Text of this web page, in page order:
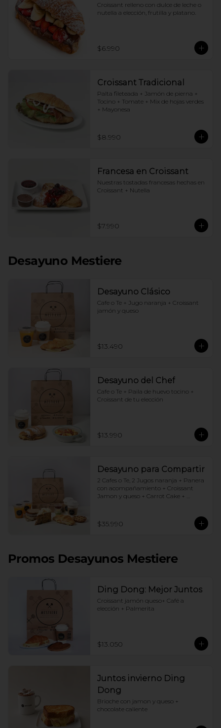
Croissant relleno con dulce de leche o
nutella a elección, frutilla y platano.
$6.990
Croissant Tradicional
Palta fileteada + Jamón de pierna +
Tocino + Tomate + Mix de hojas verdes
+ Mayonesa
$8.990
Francesa en Croissant
Nuestras tostadas francesas hechas en
Croissant + Nutella
$7.990
Desayuno Mestiere
Desayuno Clásico
Cafe o Te + Jugo naranja + Croissant
jamón y queso
$13.490
Desayuno del Chef
Cafe o Te + Paila de huevo tocino +
Croissant de tu elección
$13.990
Desayuno para Compartir
2 Cafes o Te, 2 Jugos naranja + Panera
con acompañamiento + Croissant
Jamon y queso + Carrot Cake +
$35.990
Promos Desayunos Mestiere
Ding Dong: Mejor Juntos
Croissant jamón queso+ Café a
elección + Palmerita
$13.050
Juntos invierno Ding
Dong
Brioche con jamon y queso +
chocolate caliente